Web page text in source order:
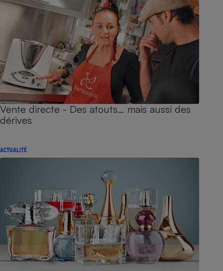
Vente directe - Des atouts… mais aussi des
dérives
ACTUALITÉ